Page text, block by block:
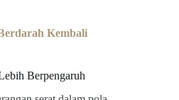
Kembali
Berpengaruh